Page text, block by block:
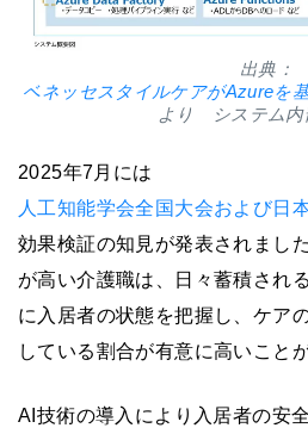
出典：
ベネッセスタイルケアがAzureを
より システム内
2025年7月には
人工知能学会全国大会および日
効果検証の知見が発表されまし
が高い介護職は、日々蓄積され
に入居者の状態を把握し、ケア
している割合が有意に高いこと
AI技術の導入により入居者の安